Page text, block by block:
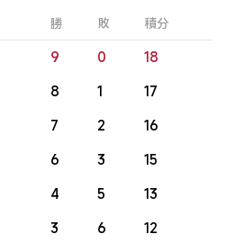
勝 敗 積分
9 0
18
8 1
17
7 2
16
6 3
15
4 5
13
3 6
12